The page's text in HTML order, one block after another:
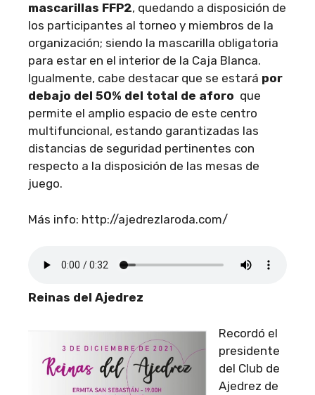
mascarillas FFP2, quedando a disposición de
los participantes al torneo y miembros de la
organización; siendo la mascarilla obligatoria
para estar en el interior de la Caja Blanca.
Igualmente, cabe destacar que se estará por
debajo del 50% del total de aforo que
permite el amplio espacio de este centro
multifuncional, estando garantizadas las
distancias de seguridad pertinentes con
respecto a la disposición de las mesas de
juego.
Más info: http://ajedrezlaroda.com/
Reinas del Ajedrez
Recordó el
presidente
del Club de
Ajedrez de